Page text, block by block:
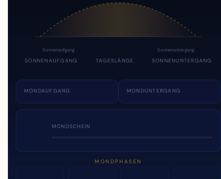
Sonnenaufgang Sonnenuntergang
SONNENAUFGANG TAGESLÄNGE SONNENUNTERGANG
MONDAUFGANG MONDUNTERGANG
MONDSCHEIN
MONDPHASEN